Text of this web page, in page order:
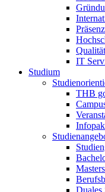
IT
Studium
THB
Duales